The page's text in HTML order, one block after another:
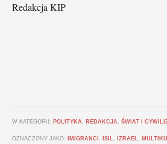
Redakcja KIP
W KATEGORII: POLITYKA , REDAKCJA , ŚWIAT I
OZNACZONY JAKO: IMIGRANCI , ISIL, IZRAEL,